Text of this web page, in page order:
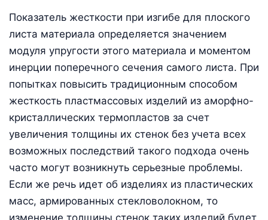
Показатель жесткости при изгибе для плоского
листа материала определяется значением
модуля упругости этого материала и моментом
инерции поперечного сечения самого листа. При
попытках повысить традиционным способом
жесткость пластмассовых изделий из аморфно-
кристаллических термопластов за счет
увеличения толщины их стенок без учета всех
возможных последствий такого подхода очень
часто могут возникнуть серьезные проблемы.
Если же речь идет об изделиях из пластических
масс, армированных стекловолокном, то
изменение толщины стенок таких изделий будет